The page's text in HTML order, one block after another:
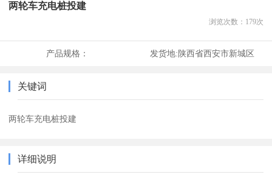
两轮车充电桩投建
浏览次数： 179次
产品规格： 发货地:陕西省西安市新城区
关键词
两轮车充电桩投建
详细说明